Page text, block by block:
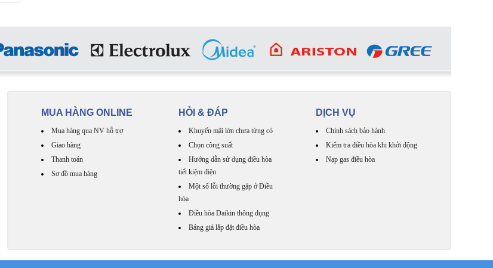
MUA HÀNG ONLINE
Mua hàng qua NV hỗ trợ
Giao hàng
Thanh toán
Sơ đồ mua hàng
HỎI & ĐÁP
Khuyến mãi lớn chưa từng có
Chọn công suất
Hướng dẫn sử dụng điều hòa
tiết kiệm điện
Một số lỗi thường gặp ở Điều
hòa
Điều hòa Daikin thông dụng
Bảng giá lắp đặt điều hòa
DỊCH VỤ
Chính sách bảo hành
Kiểm tra điều hòa khi khởi động
Nạp gas điều hòa